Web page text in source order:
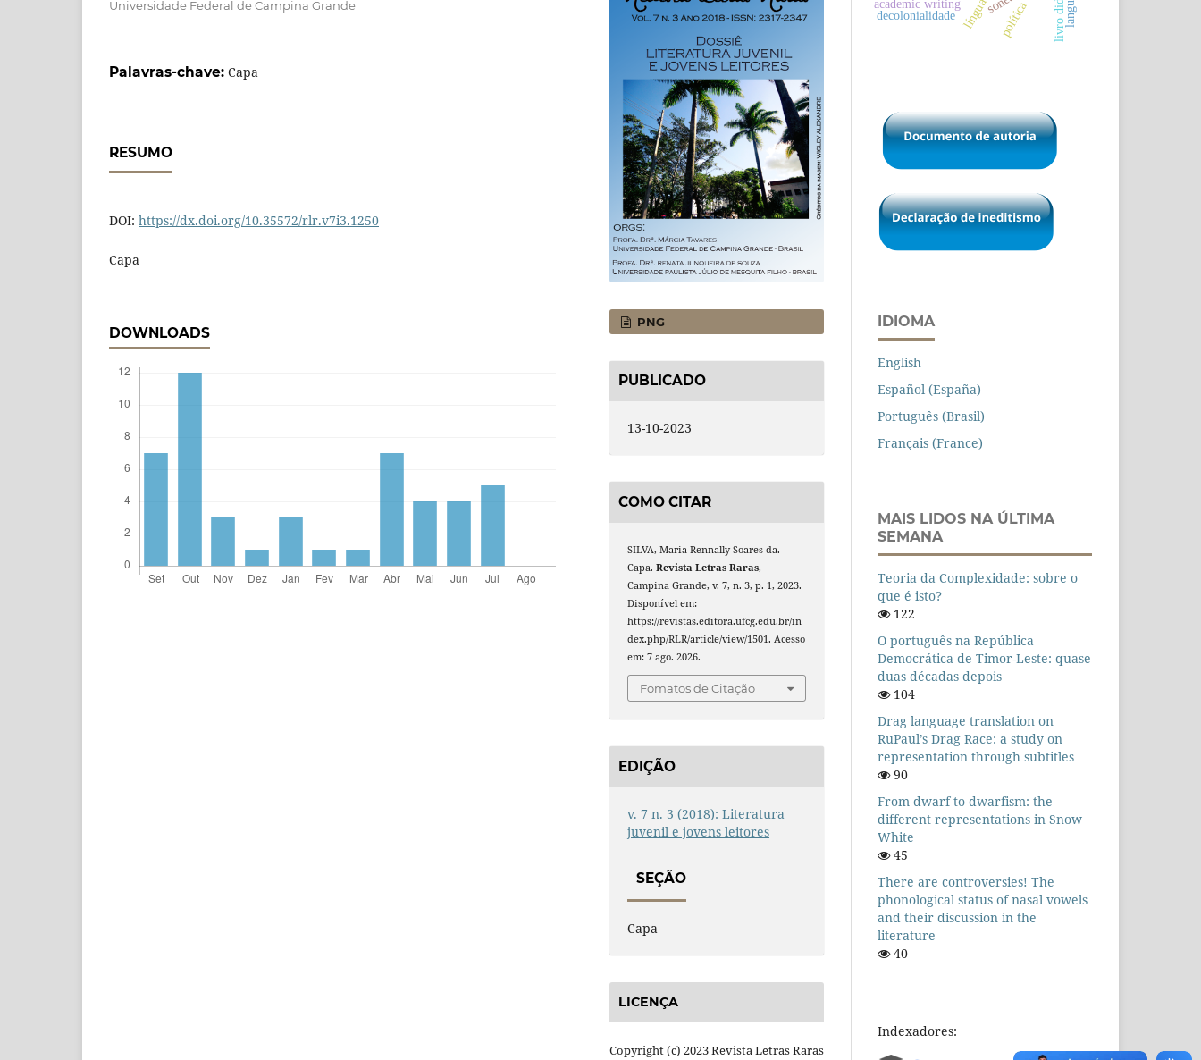
Universidade Federal de Campina Grande
Palavras-chave: Capa
RESUMO
DOI: https://dx.doi.org/10.35572/rlr.v7i3.1250
Capa
DOWNLOADS
PNG
PUBLICADO
13-10-2023
COMO CITAR
SILVA, Maria Rennally Soares da.
Capa.Revista Letras Raras,
Campina Grande, v. 7, n. 3, p. 1, 2023.
Disponível em:
https://revistas.editora.ufcg.edu.br/in
dex.php/RLR/article/view/1501. Acesso
em: 7 ago. 2026.
Fomatos de Citação
EDIÇÃO
v. 7 n. 3 (2018): Literatura
juvenil e jovens leitores
SEÇÃO
Capa
LICENÇA
Copyright (c) 2023 Revista Letras Raras
academic writing política
decolonialidade
IDIOMA
English
Español (España)
Português (Brasil)
Français (France)
MAIS LIDOS NA ÚLTIMA
SEMANA
Teoria da Complexidade: sobre o
que é isto?
122
O português na República
Democrática de Timor-Leste: quase
duas décadas depois
104
Drag language translation on
RuPaul’s Drag Race: a study on
representation through subtitles
90
From dwarf to dwarfism: the
different representations in Snow
White
45
There are controversies! The
phonological status of nasal vowels
and their discussion in the
literature
40
Indexadores: